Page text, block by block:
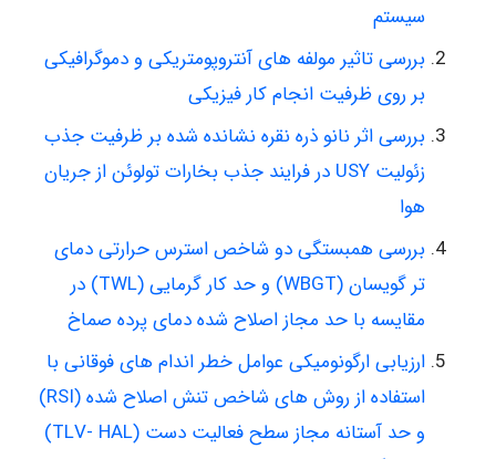
سیستم
بررسی تاثیر مولفه های آنتروپومتریکی و دموگرافیکی
بر روی ظرفیت انجام کار فیزیکی
بررسی اثر نانو ذره نقره نشانده شده بر ظرفیت جذب
زئولیت USY در فرایند جذب بخارات تولوئن از جریان
هوا
بررسی همبستگی دو شاخص استرس حرارتی دمای
تر گویسان (WBGT) و حد کار گرمایی (TWL) در
مقایسه با حد مجاز اصلاح شده دمای پرده صماخ
ارزیابی ارگونومیکی عوامل خطر اندام های فوقانی با
استفاده از روش های شاخص تنش اصلاح شده (RSI)
و حد آستانه مجاز سطح فعالیت دست (TLV- HAL)